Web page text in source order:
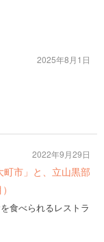
2025年8月1日
町市」と、立山黒部
食べられるレストラ
2022年9月29日